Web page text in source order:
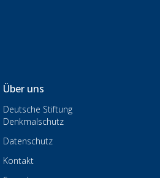
Über uns
Deutsche Stiftung
Denkmalschutz
Datenschutz
Kontakt